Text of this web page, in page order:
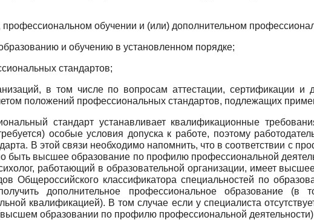
обучении и (или) дополнительном
и обучению в установленном порядке;
стандартов;
в том числе по вопросам аттестации, сертификации и
положений профессиональных стандартов, подлежащих
стандарт устанавливает квалификационные
особые условия допуска к работе, поэтому
В этой связи необходимо напомнить, что в соответствии с
быть высшее образование по профилю профессиональной
работающий в образовательной организации, имеет
Общероссийского классификатора специальностей по
дополнительное профессиональное образование (в
квалификацией). В том случае если у специалиста
образовании по профилю профессиональной